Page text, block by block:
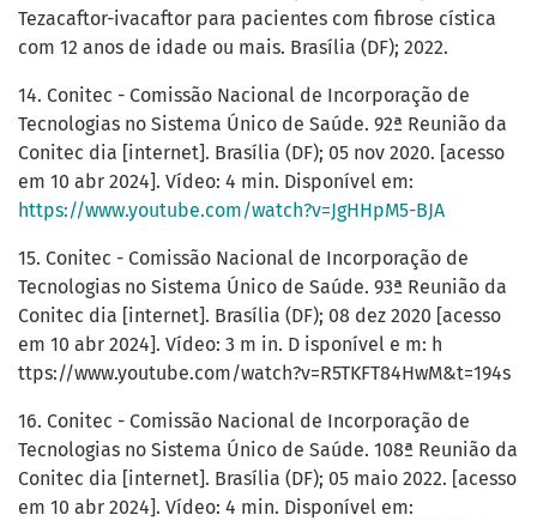
Tezacaftor-ivacaftor para pacientes com fibrose cística
com 12 anos de idade ou mais. Brasília (DF); 2022.
14. Conitec - Comissão Nacional de Incorporação de
Tecnologias no Sistema Único de Saúde. 92ª Reunião da
Conitec dia [internet]. Brasília (DF); 05 nov 2020. [acesso
em 10 abr 2024]. Vídeo: 4 min. Disponível em:
https://www.youtube.com/watch?v=JgHHpM5-BJA
15. Conitec - Comissão Nacional de Incorporação de
Tecnologias no Sistema Único de Saúde. 93ª Reunião da
Conitec dia [internet]. Brasília (DF); 08 dez 2020 [acesso
em 10 abr 2024]. Vídeo: 3 m in. D isponível e m: h
ttps://www.youtube.com/watch?v=R5TKFT84HwM&t=194s
16. Conitec - Comissão Nacional de Incorporação de
Tecnologias no Sistema Único de Saúde. 108ª Reunião da
Conitec dia [internet]. Brasília (DF); 05 maio 2022. [acesso
em 10 abr 2024]. Vídeo: 4 min. Disponível em: